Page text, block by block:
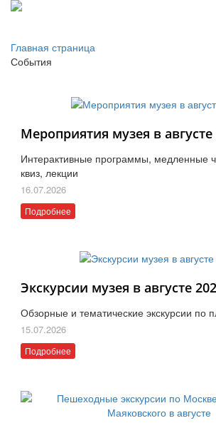
Главная страница
События
Мероприятия музея в августе
Интерактивные программы, медленные
квиз, лекции
16.07.2026
Подробнее
Экскурсии музея в августе
Обзорные и тематические экскурсии по
15.07.2026
Подробнее